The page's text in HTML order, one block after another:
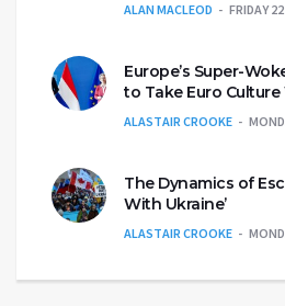
ALAN MACLEOD FRIDAY
Europe’s Super-
to Take Euro Culture
ALASTAIR CROOKE
The Dynamics of
With Ukraine’
ALASTAIR CROOKE